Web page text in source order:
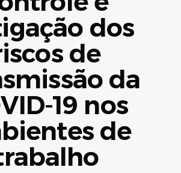
dos
de
da
19 nos
de